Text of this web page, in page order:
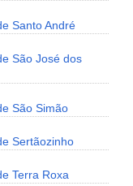
Santo André
São José dos
São Simão
Sertãozinho
Terra Roxa